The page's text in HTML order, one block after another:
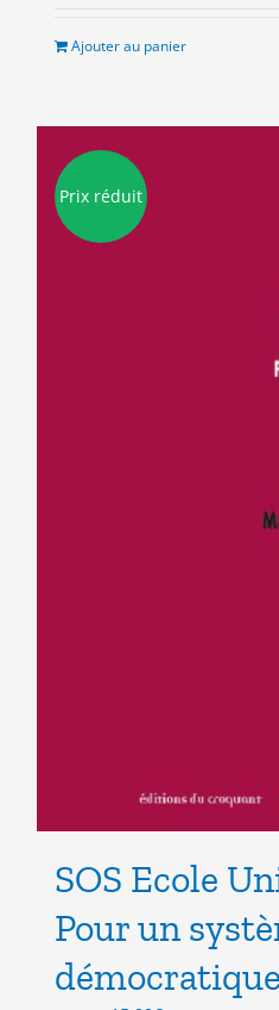
Ajouter au panier
Prix réduit
SOS Ecole
Pour un